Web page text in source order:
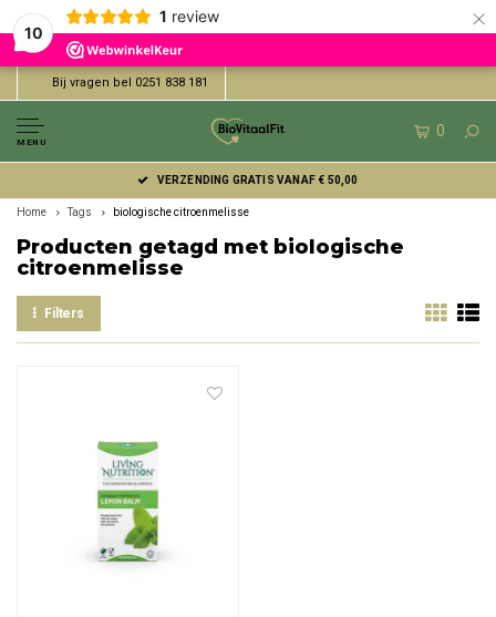
10
1 review ×
Bij vragen bel 0251 838 181
MENU
0
VERZENDING GRATIS VANAF € 50,00
Home Tags biologische citroenmelisse
Producten getagd met biologische
citroenmelisse
Filters